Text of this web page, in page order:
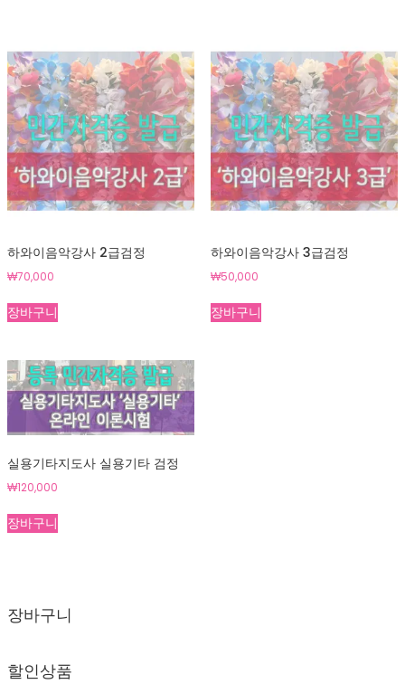
하와이음악강사 2급검정
₩70,000
장바구니
하와이음악강사 3급검정
₩50,000
장바구니
실용기타지도사 실용기타 검정
₩120,000
장바구니
장바구니
할인상품